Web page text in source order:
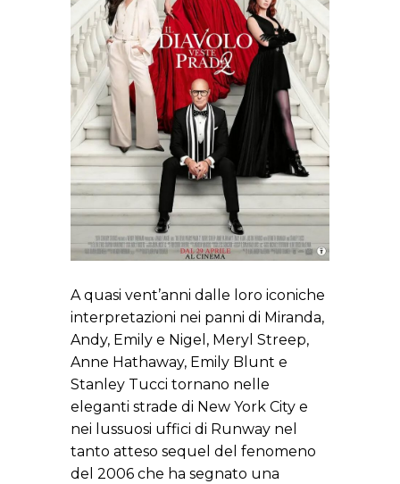
A quasi vent’anni dalle loro iconiche
interpretazioni nei panni di Miranda,
Andy, Emily e Nigel, Meryl Streep,
Anne Hathaway, Emily Blunt e
Stanley Tucci tornano nelle
eleganti strade di New York City e
nei lussuosi uffici di Runway nel
tanto atteso sequel del fenomeno
del 2006 che ha segnato una